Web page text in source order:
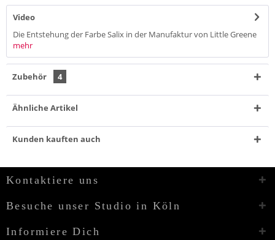
Video
Die Entstehung der Farbe Salix in der Manufaktur von Little Greene
mehr
Zubehör 4
Ähnliche Artikel
Kunden kauften auch
Kontaktiere uns
Besuche unser Studio in Köln
Informiere Dich